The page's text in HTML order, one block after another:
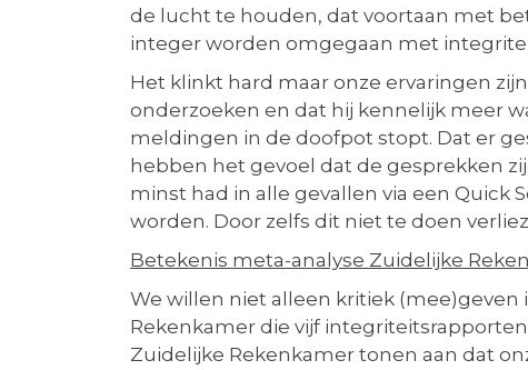
de lucht te houden, dat voortaan met
integer worden omgegaan met
Het klinkt hard maar onze ervaringen
onderzoeken en dat hij kennelijk meer
meldingen in de doofpot stopt. Dat er
hebben het gevoel dat de gesprekken
minst had in alle gevallen via een
worden. Door zelfs dit niet te doen
Betekenis meta-analyse Zuidelijke
We willen niet alleen kritiek
Rekenkamer die vijf
Zuidelijke Rekenkamer tonen aan dat